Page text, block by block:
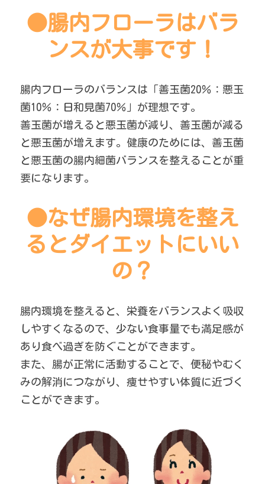
●腸内フローラはバラ
ンスが大事です！
腸内フローラのバランスは「善玉菌20％：悪玉
菌10％：日和見菌70％」が理想です。
善玉菌が増えると悪玉菌が減り、善玉菌が減る
と悪玉菌が増えます。健康のためには、善玉菌
と悪玉菌の腸内細菌バランスを整えることが重
要になります。
●なぜ腸内環境を整え
るとダイエットにいい
の？
腸内環境を整えると、栄養をバランスよく吸収
しやすくなるので、少ない食事量でも満足感が
あり食べ過ぎを防ぐことができます。
また、腸が正常に活動することで、便秘やむく
みの解消につながり、痩せやすい体質に近づく
ことができます。